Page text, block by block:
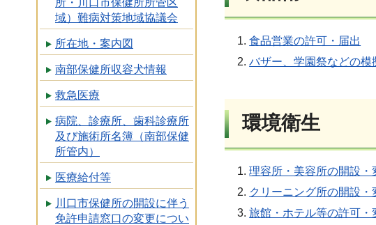
所・川口市保健所所管区
域）難病対策地域協議会
所在地・案内図
南部保健所収容犬情報
救急医療
病院、診療所、歯科診療所
及び施術所名簿（南部保健
所管内）
医療給付等
川口市保健所の開設に伴う
免許申請窓口の変更につい
食品営業の許可・届出
バザー、学園祭などの模
環境衛生
理容所・美容所の開設・
クリーニング所の開設・
旅館・ホテル等の許可・